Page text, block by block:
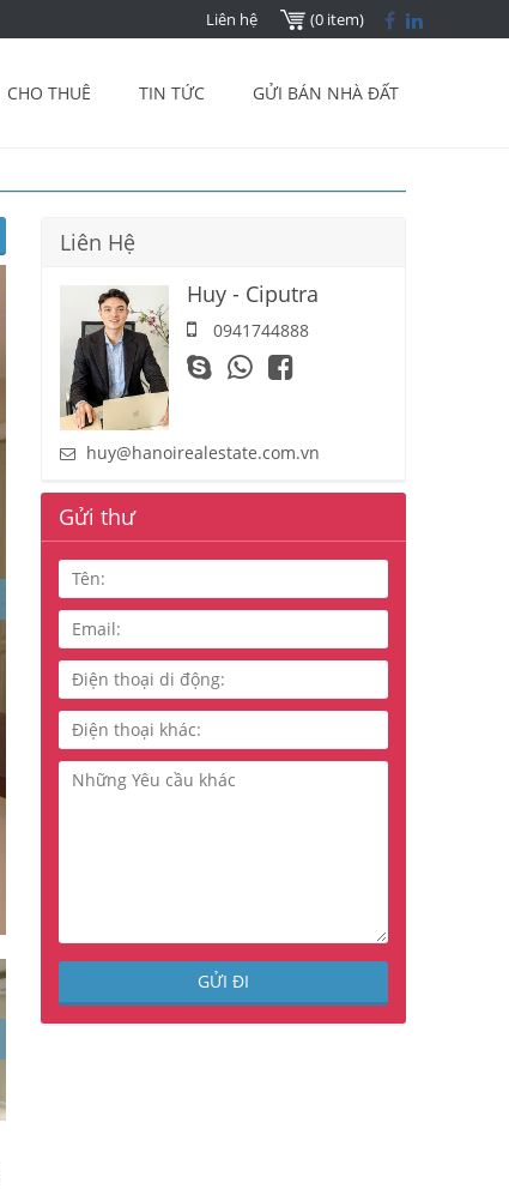
Liên hệ (0 item)
CHO THUÊ TIN TỨC GỬI BÁN NHÀ ĐẤT
Liên Hệ
Huy - Ciputra
0941744888
huy@hanoirealestate.com.vn
Gửi thư